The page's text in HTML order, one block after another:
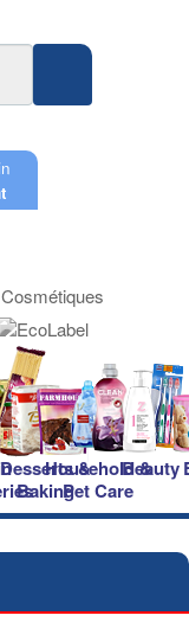
Desserts &
Baking
Household &
Pet Care
Beauty